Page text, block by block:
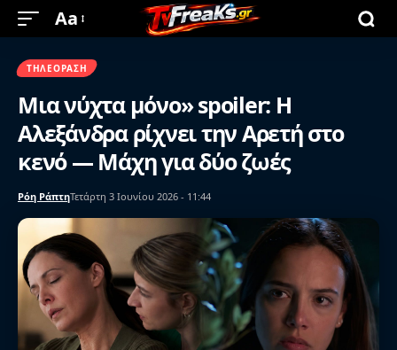
Aa
ΤΗΛΕΌΡΑΣΗ
Μια νύχτα μόνο» spoiler: Η
Αλεξάνδρα ρίχνει την Αρετή στο
κενό — Μάχη για δύο ζωές
Ρόη ΡάπτηΤετάρτη 3 Ιουνίου 2026 - 11:44